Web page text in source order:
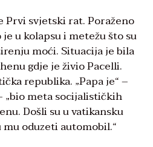
Prvi svjetski rat. Poraženo
u kolapsu i metežu što su
moći. Situacija je bila
gdje je živio Pacelli.
republika. „Papa je“ –
„bio meta socijalističkih
Došli su u vatikansku
oduzeti automobil.“